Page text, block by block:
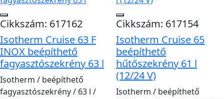
Cikkszám: 617162
Isotherm Cruise 63 F
INOX beépíthető
fagyasztószekrény 63 l
Isotherm / beépíthető
fagyasztószekrény / 63 l /
Cikkszám: 617154
Isotherm Cruise 65
beépíthető
hűtőszekrény 61 l
(12/24 V)
Isotherm / beépíthető